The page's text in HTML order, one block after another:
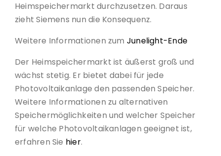
Heimspeichermarkt durchzusetzen. Daraus
zieht Siemens nun die Konsequenz.
Weitere Informationen zum Junelight-Ende
Der Heimspeichermarkt ist äußerst groß und
wächst stetig. Er bietet dabei für jede
Photovoltaikanlage den passenden Speicher.
Weitere Informationen zu alternativen
Speichermöglichkeiten und welcher Speicher
für welche Photovoltaikanlagen geeignet ist,
erfahren Sie hier.